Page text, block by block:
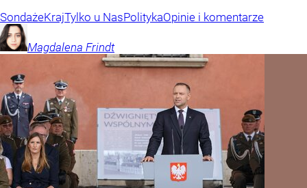
SondażeKrajTylko u NasPolitykaOpinie i komentarze
Magdalena Frindt